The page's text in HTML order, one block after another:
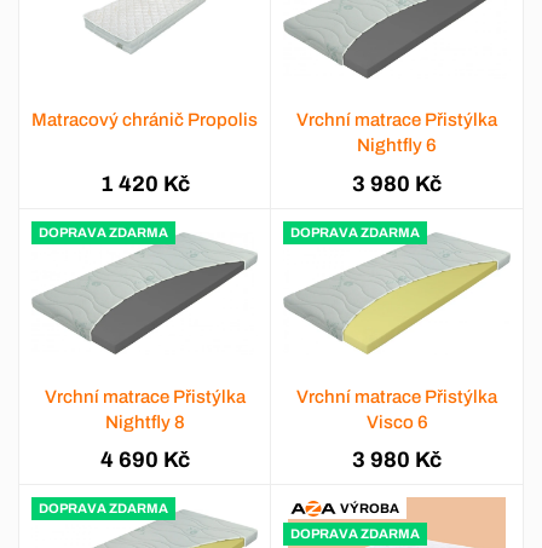
Matracový chránič Propolis
1 420 Kč
Vrchní matrace Přistýlka
Nightfly 6
3 980 Kč
DOPRAVA ZDARMA
Vrchní matrace Přistýlka
Nightfly 8
4 690 Kč
DOPRAVA ZDARMA
Vrchní matrace Přistýlka
Visco 6
3 980 Kč
DOPRAVA ZDARMA
VÝROBA
DOPRAVA ZDARMA